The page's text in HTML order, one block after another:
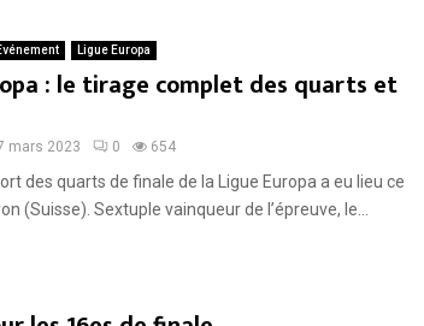
Ligue Europa
: le tirage complet des quarts et
mars 2023 0 654
des quarts de finale de la Ligue Europa a eu lieu ce
(Suisse). Sextuple vainqueur de l’épreuve, le...